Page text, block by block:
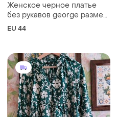
Женское черное платье
без рукавов george размер
eur 44
EU 44